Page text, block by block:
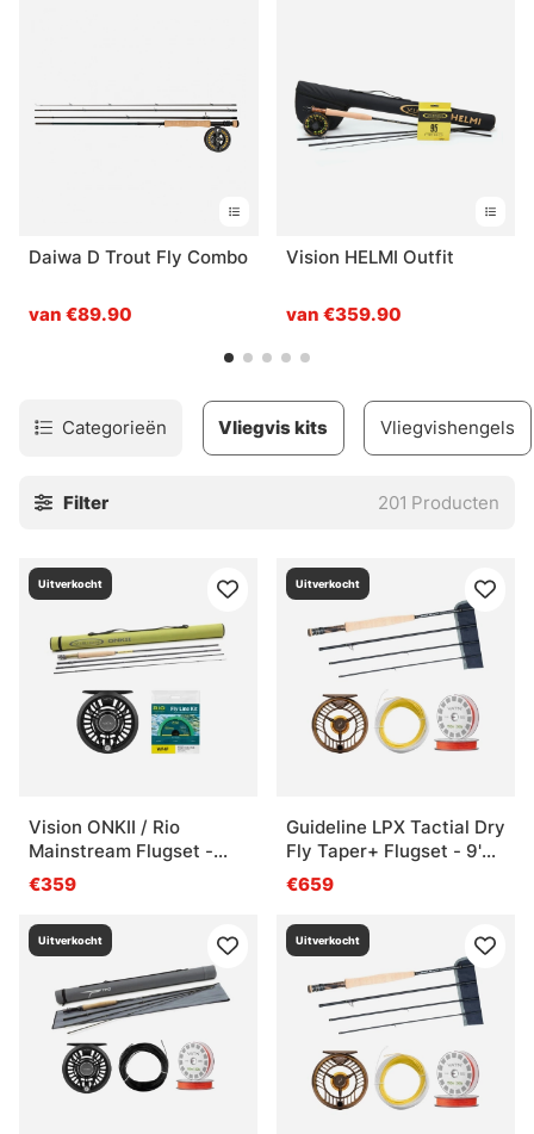
Daiwa D Trout Fly Combo
van €89.90
Vision HELMI Outfit
van €359.90
Categorieën Vliegvishengels
Vliegvis kits
Filter 201 Producten
Uitverkocht
Vision ONKII / Rio
Mainstream Flugset -
9'0'' #5
€359
Uitverkocht
Guideline LPX Tactial Dry
Fly Taper+ Flugset - 9'
#6
€659
Uitverkocht Uitverkocht